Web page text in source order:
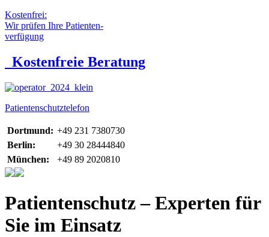
Kostenfrei:
Wir prüfen Ihre Patienten-
verfügung
Kostenfreie Beratung
Patientenschutztelefon
Dortmund: +49 231 7380730
Berlin:
+49 30 28444840
München:
+49 89 2020810
Patientenschutz – Experten für
Sie im Einsatz